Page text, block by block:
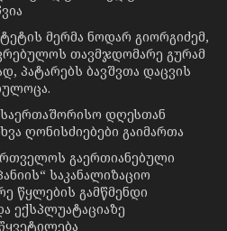
მერმა ნოდარ გიორგიძემ,
თავმჯდომარე გურამ
პატარებს ბავშვთა დაცვის
დღესთან
ღონისძიებები გაიმართა
გაერთიანებული
საკანალიზაციო
წყლების გამწმენდი
ექსპლუატაციაზე